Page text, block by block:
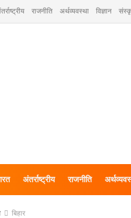
राजनीति अर्थव्यवस्था विज्ञान
अंतर्राष्ट्रीय राजनीति
बिहार